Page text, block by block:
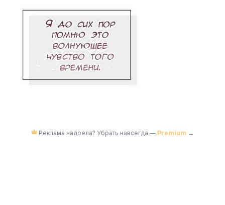
Реклама надоела? Убрать навсегда — Premium →